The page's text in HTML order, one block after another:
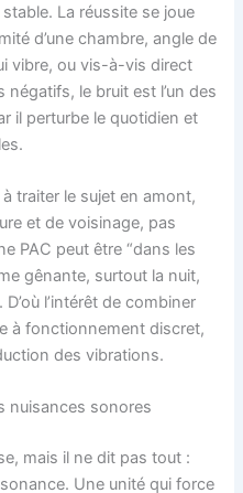
La réussite se joue
d’une chambre, angle de
vibre, ou vis-à-vis direct
le bruit est l’un des
il perturbe le quotidien et
traiter le sujet en amont,
et de voisinage, pas
PAC peut être “dans les
gênante, surtout la nuit,
l’intérêt de combiner
à fonctionnement discret,
des vibrations.
nuisances sonores
mais il ne dit pas tout :
Une unité qui force